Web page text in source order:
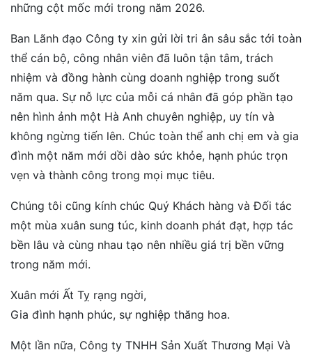
những cột mốc mới trong năm 2026.
Ban Lãnh đạo Công ty xin gửi lời tri ân sâu sắc tới toàn
thể cán bộ, công nhân viên đã luôn tận tâm, trách
nhiệm và đồng hành cùng doanh nghiệp trong suốt
năm qua. Sự nỗ lực của mỗi cá nhân đã góp phần tạo
nên hình ảnh một Hà Anh chuyên nghiệp, uy tín và
không ngừng tiến lên. Chúc toàn thể anh chị em và gia
đình một năm mới dồi dào sức khỏe, hạnh phúc trọn
vẹn và thành công trong mọi mục tiêu.
Chúng tôi cũng kính chúc Quý Khách hàng và Đối tác
một mùa xuân sung túc, kinh doanh phát đạt, hợp tác
bền lâu và cùng nhau tạo nên nhiều giá trị bền vững
trong năm mới.
Xuân mới Ất Tỵ rạng ngời,
Gia đình hạnh phúc, sự nghiệp thăng hoa.
Một lần nữa, Công ty TNHH Sản Xuất Thương Mại Và